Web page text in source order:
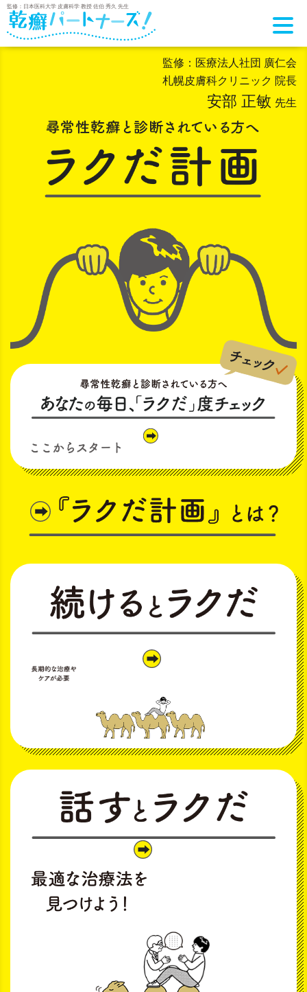
監修：日本医科大学 皮膚科学 教授 佐伯 秀久 先生
監修：医療法人社団 廣仁会
札幌皮膚科クリニック 院長
安部 正敏 先生